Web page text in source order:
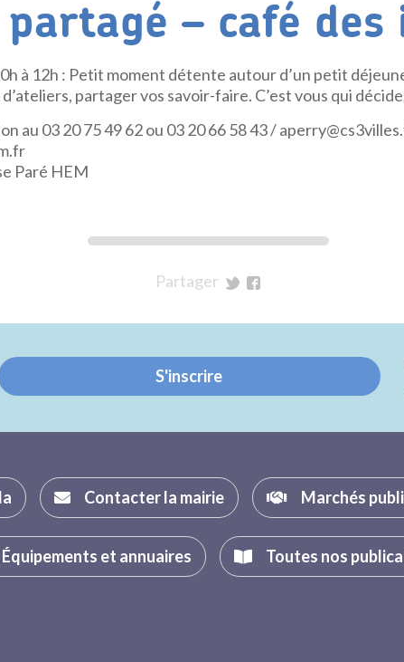
– café des
à 12h : Petit moment détente autour d’un petit
partager vos savoir-faire. C’est vous qui
au 03 20 75 49 62 ou 03 20 66 58 43 /
Paré HEM
Partager
Twitter
Facebook
S'inscrire
Contacter la mairie Marchés
Équipements et annuaires Toutes nos